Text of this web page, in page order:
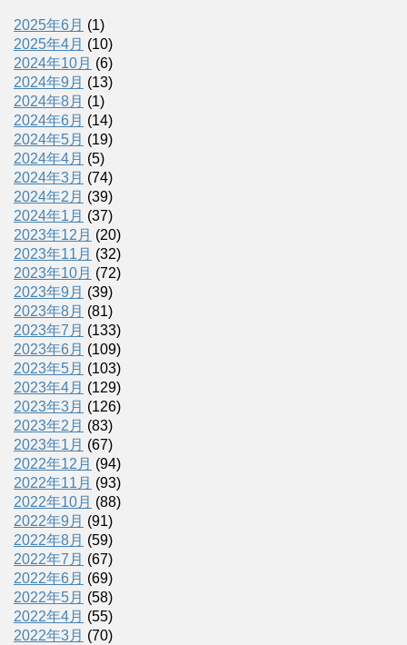
2025年6月 (1)
2025年4月 (10)
2024年10月 (6)
2024年9月 (13)
2024年8月 (1)
2024年6月 (14)
2024年5月 (19)
2024年4月 (5)
2024年3月 (74)
2024年2月 (39)
2024年1月 (37)
2023年12月 (20)
2023年11月 (32)
2023年10月 (72)
2023年9月 (39)
2023年8月 (81)
2023年7月 (133)
2023年6月 (109)
2023年5月 (103)
2023年4月 (129)
2023年3月 (126)
2023年2月 (83)
2023年1月 (67)
2022年12月 (94)
2022年11月 (93)
2022年10月 (88)
2022年9月 (91)
2022年8月 (59)
2022年7月 (67)
2022年6月 (69)
2022年5月 (58)
2022年4月 (55)
2022年3月 (70)